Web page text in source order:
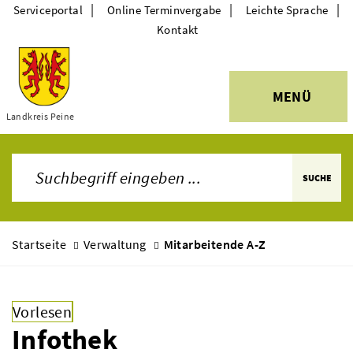
Themen
Landkreis Peine
MENÜ
Serviceportal | Online Terminvergabe | Leichte Sprache |
Kontakt
SUCHE
Startseite Verwaltung Mitarbeitende A-Z
Vorlesen
Infothek